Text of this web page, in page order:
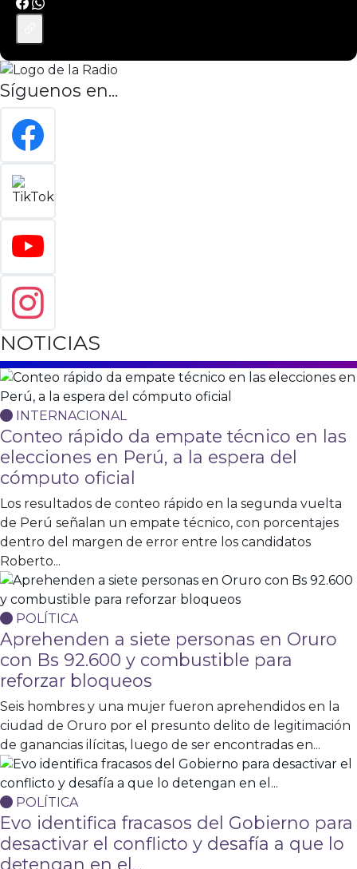
Síguenos en...
NOTICIAS
INTERNACIONAL
Conteo rápido da empate técnico en las
elecciones en Perú, a la espera del
cómputo oficial
Los resultados de conteo rápido en la segunda vuelta
de Perú señalan un empate técnico, con porcentajes
dentro del margen de error entre los candidatos
Roberto...
POLÍTICA
Aprehenden a siete personas en Oruro
con Bs 92.600 y combustible para
reforzar bloqueos
Seis hombres y una mujer fueron aprehendidos en la
ciudad de Oruro por el presunto delito de legitimación
de ganancias ilícitas, luego de ser encontradas en...
POLÍTICA
Evo identifica fracasos del Gobierno para
desactivar el conflicto y desafía a que lo
detengan en el...